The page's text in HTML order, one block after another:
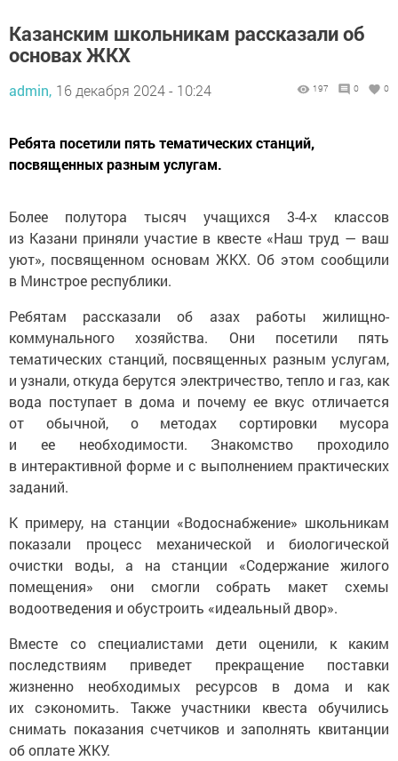
Казанским школьникам рассказали об
основах ЖКХ
admin, 16 декабря 2024 - 10:24 197 0 0
Ребята посетили пять тематических станций,
посвященных разным услугам.
Более полутора тысяч учащихся 3-4-х классов
из Казани приняли участие в квесте «Наш труд — ваш
уют», посвященном основам ЖКХ. Об этом сообщили
в Минстрое республики.
Ребятам рассказали об азах работы жилищно-
коммунального хозяйства. Они посетили пять
тематических станций, посвященных разным услугам,
и узнали, откуда берутся электричество, тепло и газ, как
вода поступает в дома и почему ее вкус отличается
от обычной, о методах сортировки мусора
и ее необходимости. Знакомство проходило
в интерактивной форме и с выполнением практических
заданий.
К примеру, на станции «Водоснабжение» школьникам
показали процесс механической и биологической
очистки воды, а на станции «Содержание жилого
помещения» они смогли собрать макет схемы
водоотведения и обустроить «идеальный двор».
Вместе со специалистами дети оценили, к каким
последствиям приведет прекращение поставки
жизненно необходимых ресурсов в дома и как
их сэкономить. Также участники квеста обучились
снимать показания счетчиков и заполнять квитанции
об оплате ЖКУ.